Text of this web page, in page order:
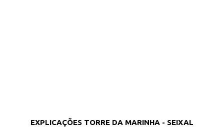
EXPLICAÇÕES TORRE DA MARINHA - SEIXAL